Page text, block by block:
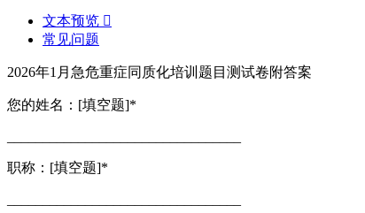
文本预览 
常见问题
2026年1月急危重症同质化培训题目测试卷附答案
您的姓名：[填空题]*
职称：[填空题]*